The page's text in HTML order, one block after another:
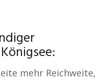
mehr Reichweite,